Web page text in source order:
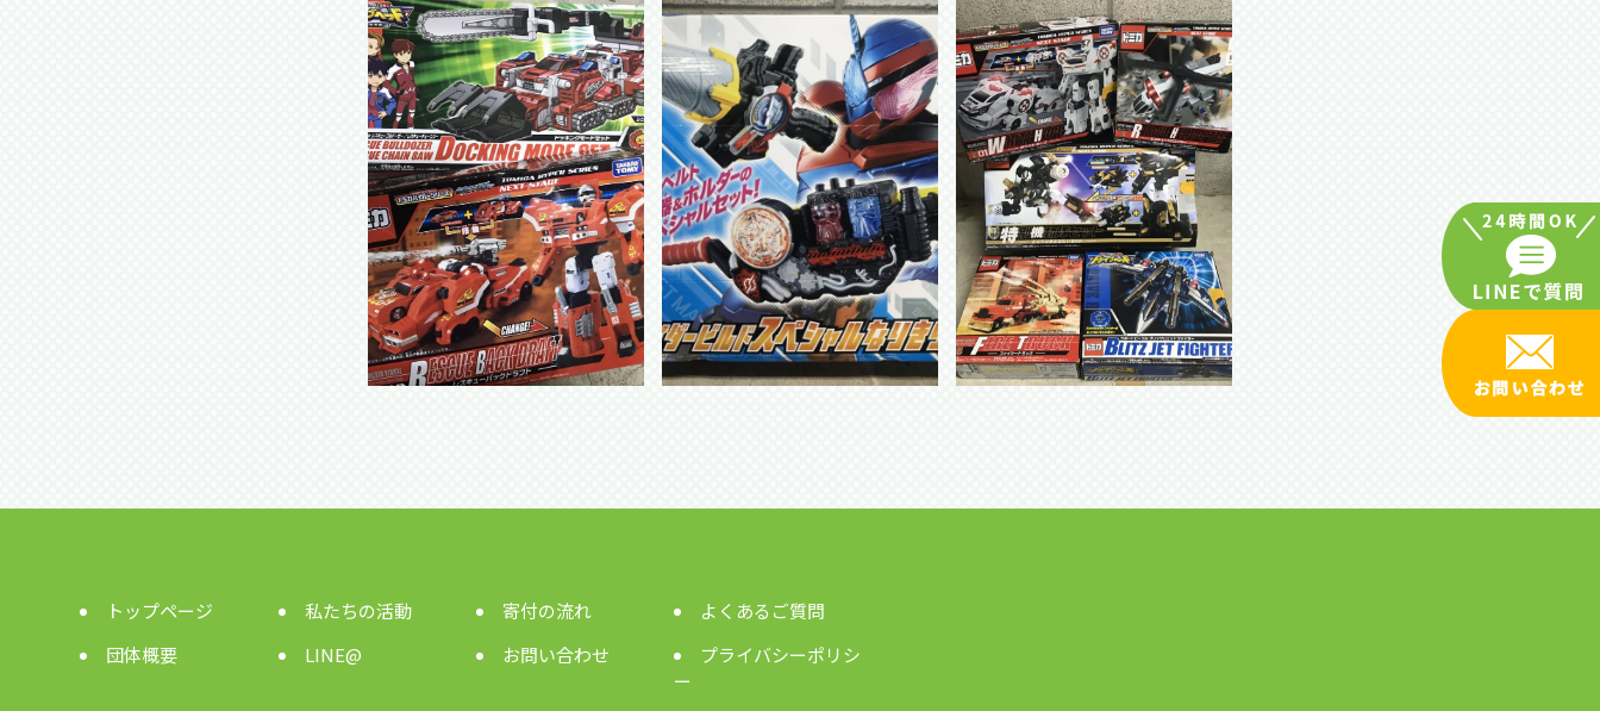
トップページ 私たちの活動 寄付の流れ
よくあるご質問
団体概要
LINE@ お問い合わせ
プライバシーポリシ
ー